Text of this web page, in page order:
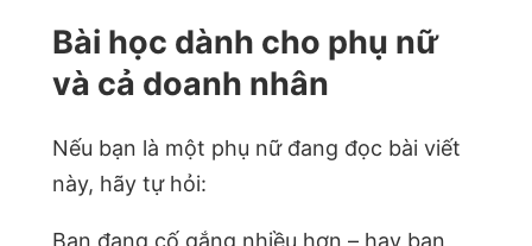
Bài học dành cho phụ nữ
và cả doanh nhân
Nếu bạn là một phụ nữ đang đọc bài viết
này, hãy tự hỏi:
Bạn đang cố gắng nhiều hơn – hay bạn